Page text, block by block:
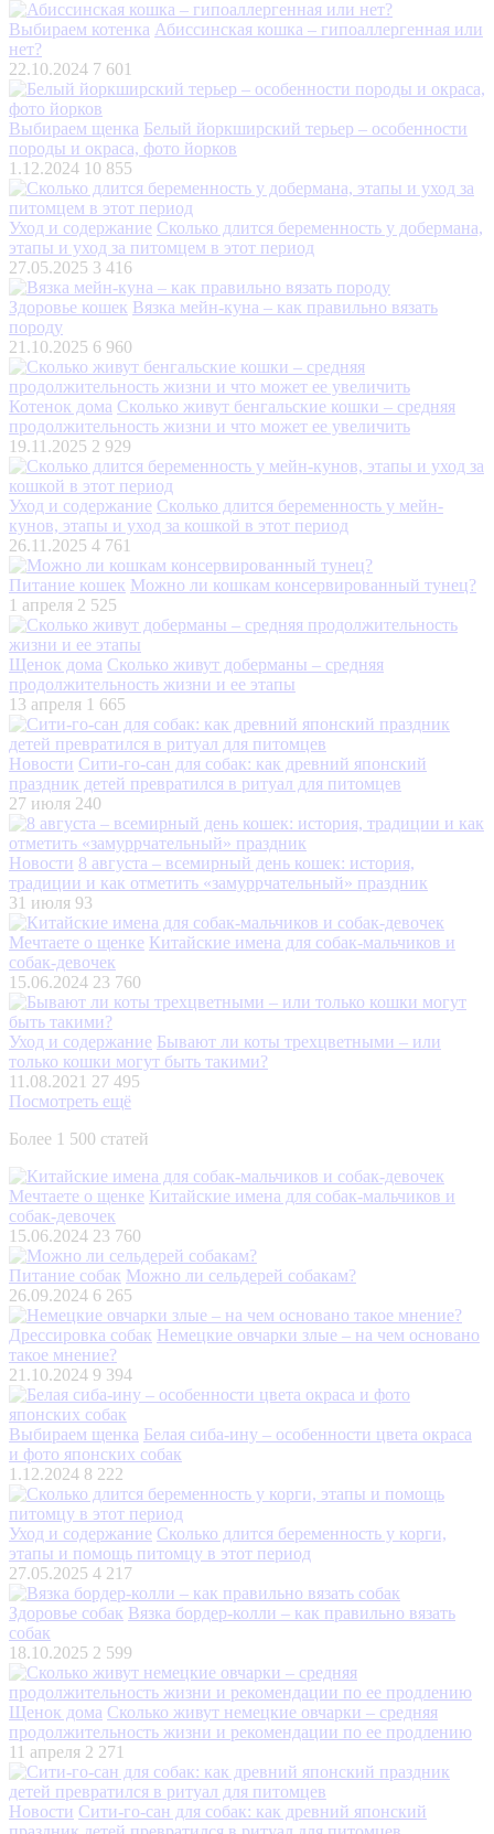
Выбираем котенка Абиссинская кошка – гипоаллергенная или
нет?
22.10.2024 7 601
Выбираем щенка Белый йоркширский терьер – особенности
породы и окраса, фото йорков
1.12.2024 10 855
Уход и содержание Сколько длится беременность у добермана,
этапы и уход за питомцем в этот период
27.05.2025 3 416
Здоровье кошек Вязка мейн-куна – как правильно вязать
породу
21.10.2025 6 960
Котенок дома Сколько живут бенгальские кошки – средняя
продолжительность жизни и что может ее увеличить
19.11.2025 2 929
Уход и содержание Сколько длится беременность у мейн-
кунов, этапы и уход за кошкой в этот период
26.11.2025 4 761
Питание кошек Можно ли кошкам консервированный тунец?
1 апреля 2 525
Щенок дома Сколько живут доберманы – средняя
продолжительность жизни и ее этапы
13 апреля 1 665
Новости Сити-го-сан для собак: как древний японский
праздник детей превратился в ритуал для питомцев
27 июля 240
Новости 8 августа – всемирный день кошек: история,
традиции и как отметить «замуррчательный» праздник
31 июля 93
Мечтаете о щенке Китайские имена для собак-мальчиков и
собак-девочек
15.06.2024 23 760
Уход и содержание Бывают ли коты трехцветными – или
только кошки могут быть такими?
11.08.2021 27 495
Посмотреть ещё
Более 1 500 статей
Мечтаете о щенке Китайские имена для собак-мальчиков и
собак-девочек
15.06.2024 23 760
Питание собак Можно ли сельдерей собакам?
26.09.2024 6 265
Дрессировка собак Немецкие овчарки злые – на чем основано
такое мнение?
21.10.2024 9 394
Выбираем щенка Белая сиба-ину – особенности цвета окраса
и фото японских собак
1.12.2024 8 222
Уход и содержание Сколько длится беременность у корги,
этапы и помощь питомцу в этот период
27.05.2025 4 217
Здоровье собак Вязка бордер-колли – как правильно вязать
собак
18.10.2025 2 599
Щенок дома Сколько живут немецкие овчарки – средняя
продолжительность жизни и рекомендации по ее продлению
11 апреля 2 271
Новости Сити-го-сан для собак: как древний японский